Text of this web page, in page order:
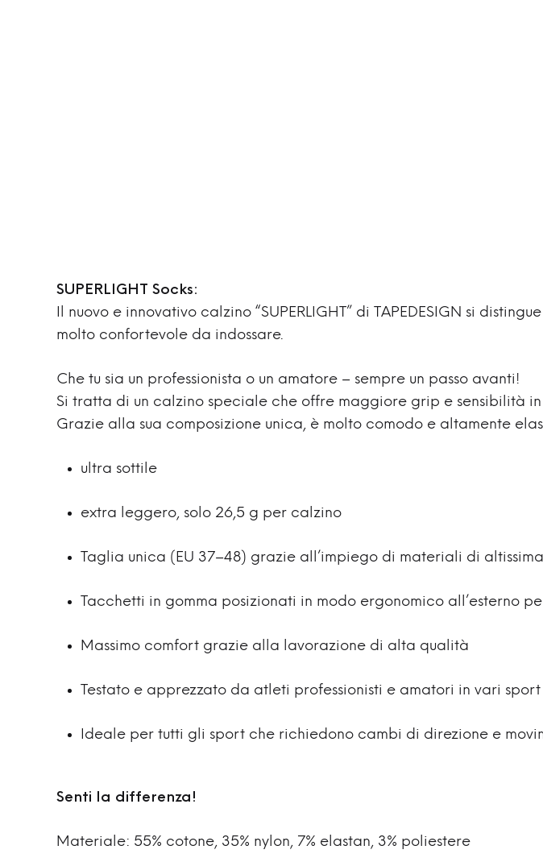
SUPERLIGHT Socks:
Il nuovo e innovativo calzino “SUPERLIGHT” di TAPEDESIGN si
molto confortevole da indossare.
Che tu sia un professionista o un amatore – sempre un passo avanti!
Si tratta di un calzino speciale che offre maggiore grip e sensibilità
Grazie alla sua composizione unica, è molto comodo e altamente
ultra sottile
extra leggero, solo 26,5 g per calzino
Taglia unica (EU 37–48) grazie all’impiego di materiali di
Tacchetti in gomma posizionati in modo ergonomico all’esterno
Massimo comfort grazie alla lavorazione di alta qualità
Testato e apprezzato da atleti professionisti e amatori in vari
Ideale per tutti gli sport che richiedono cambi di direzione e
Senti la differenza!
Materiale: 55% cotone, 35% nylon, 7% elastan, 3% poliestere